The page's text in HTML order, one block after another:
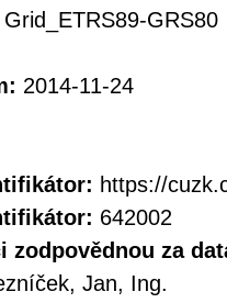
Grid_ETRS89-GRS80
2014-11-24
https://
642002
zodpovědnou za
Jan, Ing.